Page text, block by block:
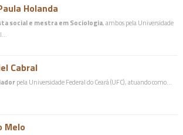
Holanda
social e mestra em Sociologia, ambos pela Universidade
Cabral
pela Universidade Federal do Ceará (UFC), atuando como…
Melo